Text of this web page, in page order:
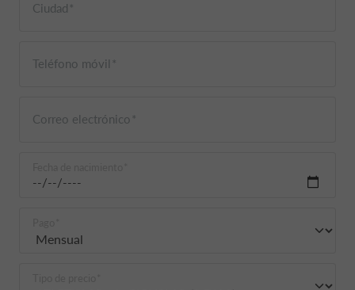
Ciudad
Teléfono móvil
Correo electrónico